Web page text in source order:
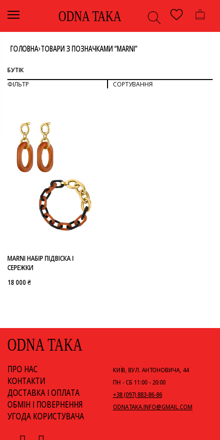
ODNA TAKA
ГОЛОВНА›ТОВАРИ З ПОЗНАЧКАМИ “MARNI”
БУТІК
ФІЛЬТР
СОРТУВАННЯ
АКСЕСУАРИ
НАМИСТО
ПРИКРАСИ
КОЛІР
КОРИЧНЕВИЙ З ЗОЛОТОМ
БРЕНД
MARNI
СОРТУВАТИ ЗА ЦІНОЮ: ВІД НИЖЧОЇ ДО ВИЩОЇ
СОРТУВАТИ ЗА ЦІНОЮ: ВІД ВИЩОЇ ДО НИЖЧОЇ
MARNI НАБІР ПІДВІСКА І
СЕРЕЖКИ
18 000 ₴
ODNA TAKA
ПРО НАС
КОНТАКТИ
ДОСТАВКА І ОПЛАТА
ОБМІН І ПОВЕРНЕННЯ
УГОДА КОРИСТУВАЧА
КИЇВ, ВУЛ. АНТОНОВИЧА, 44
ПН - СБ 11:00 - 20:00
+38 (097) 883-86-86
ODNATAKA.INFO@GMAIL.COM